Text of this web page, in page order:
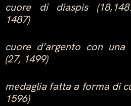
cuore di diaspis
1487)
cuore d’argento con una
(27, 1499)
medaglia fatta a forma di
1596)